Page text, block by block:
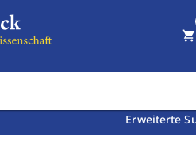
Erweiterte
shopping_cart